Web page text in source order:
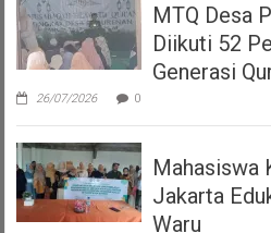
MTQ Desa
Diikuti 52
Generasi
26/07/2026 0
Mahasiswa
Jakarta
Waru